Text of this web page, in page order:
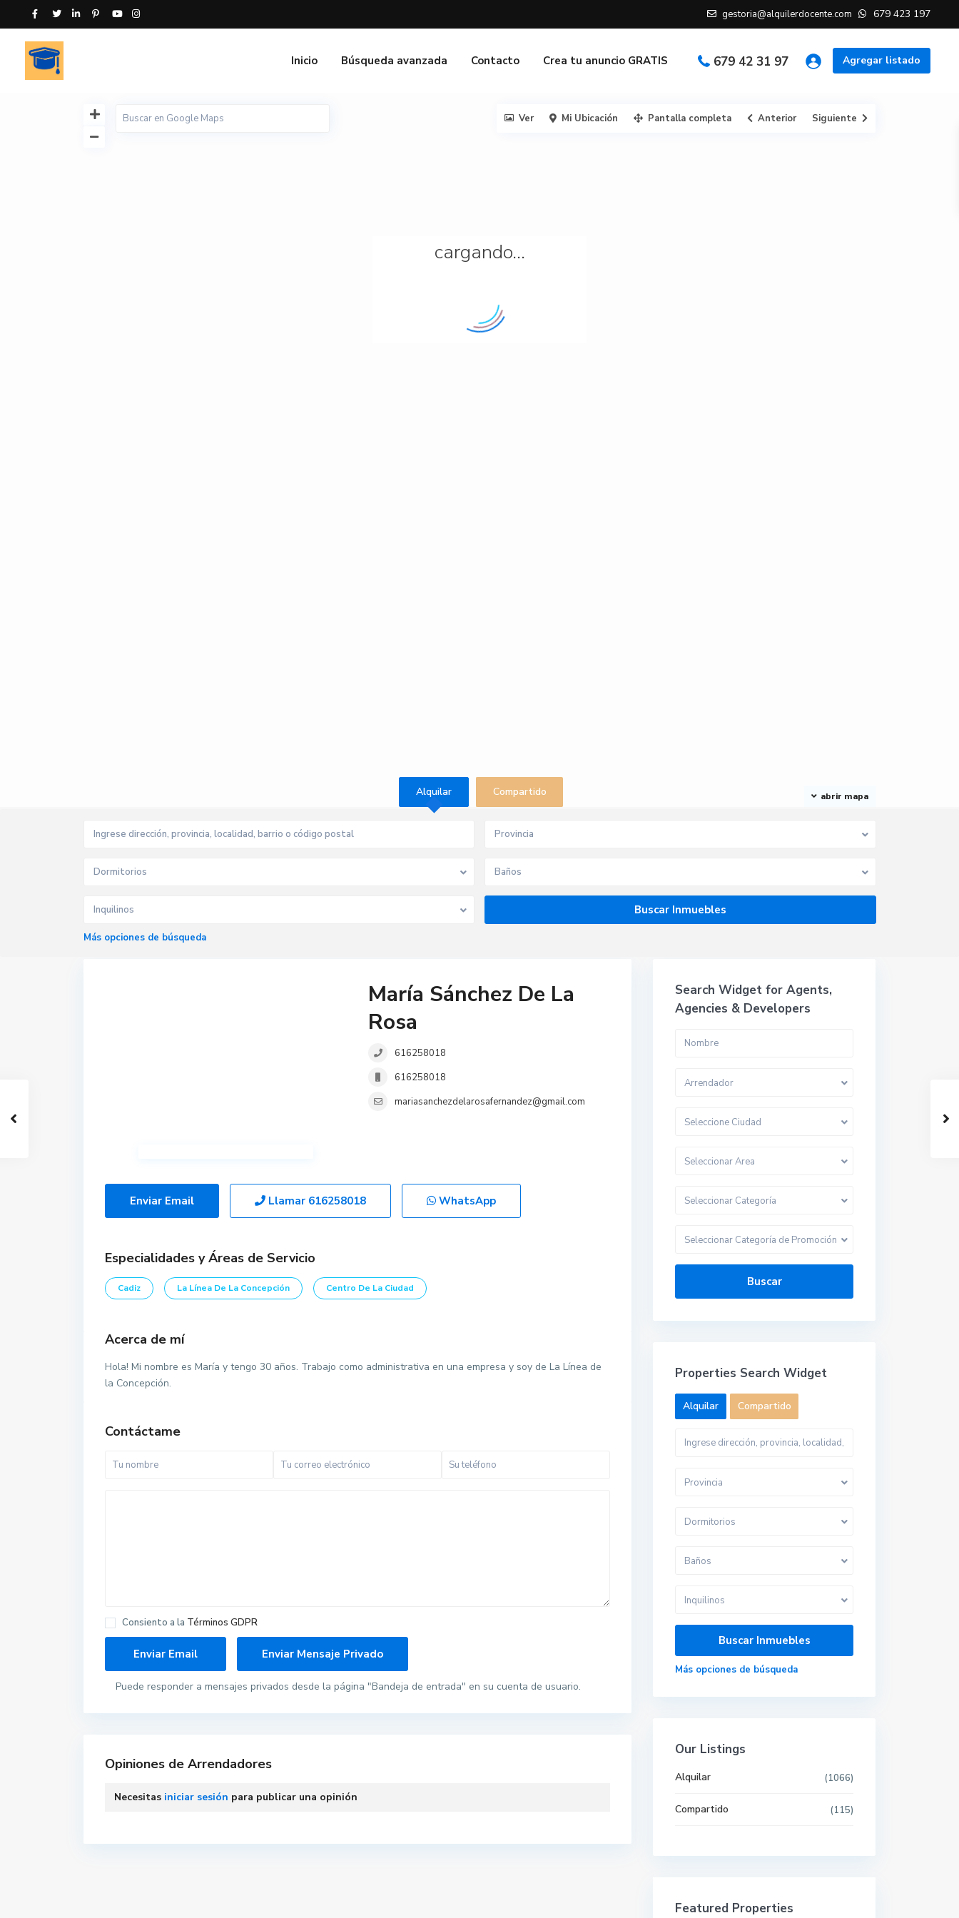
gestoria@alquilerdocente.com 679 423 197
Agregar listado
679 42 31 97
Inicio Búsqueda avanzada Contacto Crea tu anuncio GRATIS
cargando...
abrir mapa
Ver Mi Ubicación Pantalla completa Anterior Siguiente
Alquilar Compartido
Provincia
Dormitorios Baños
Inquilinos
Más opciones de búsqueda
María Sánchez De La
Rosa
616258018
616258018
mariasanchezdelarosafernandez@gmail.com
Enviar Email Llamar 616258018 WhatsApp
Especialidades y Áreas de Servicio
Cadiz La Línea De La Concepción Centro De La Ciudad
Acerca de mí
Hola! Mi nombre es María y tengo 30 años. Trabajo como administrativa en una empresa y soy de La Línea de
la Concepción.
Contáctame
Consiento a la Términos GDPR
Puede responder a mensajes privados desde la página "Bandeja de entrada" en su cuenta de usuario.
Opiniones de Arrendadores
Necesitas iniciar sesión para publicar una opinión
Search Widget for Agents,
Agencies & Developers
Arrendador
Seleccione Ciudad
Seleccionar Area
Seleccionar Categoría
Seleccionar Categoría de Promoción
Buscar
Properties Search Widget
Alquilar Compartido
Provincia
Dormitorios
Baños
Inquilinos
Más opciones de búsqueda
Our Listings
Alquilar (1066)
Compartido (115)
Featured Properties